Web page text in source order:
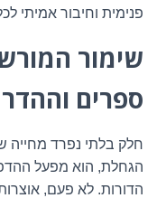
פנימית וחיבור אמיתי
שימור
ספרים
חלק בלתי נפרד מחייה
הגחלת, הוא מפעל
הדורות. לא פעם,